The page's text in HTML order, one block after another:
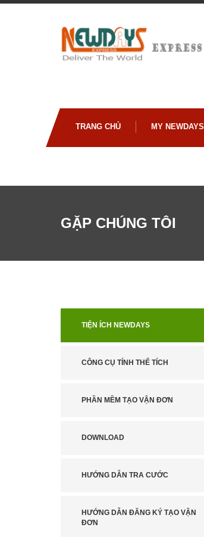
TRANG CHỦ MY NEWDAYS
GẶP CHÚNG TÔI
TIỆN ÍCH NEWDAYS
CÔNG CỤ TÍNH THỂ TÍCH
PHẦN MỀM TẠO VẬN ĐƠN
DOWNLOAD
HƯỚNG DẪN TRA CƯỚC
HƯỚNG DẪN ĐĂNG KÝ TẠO VẬN
ĐƠN